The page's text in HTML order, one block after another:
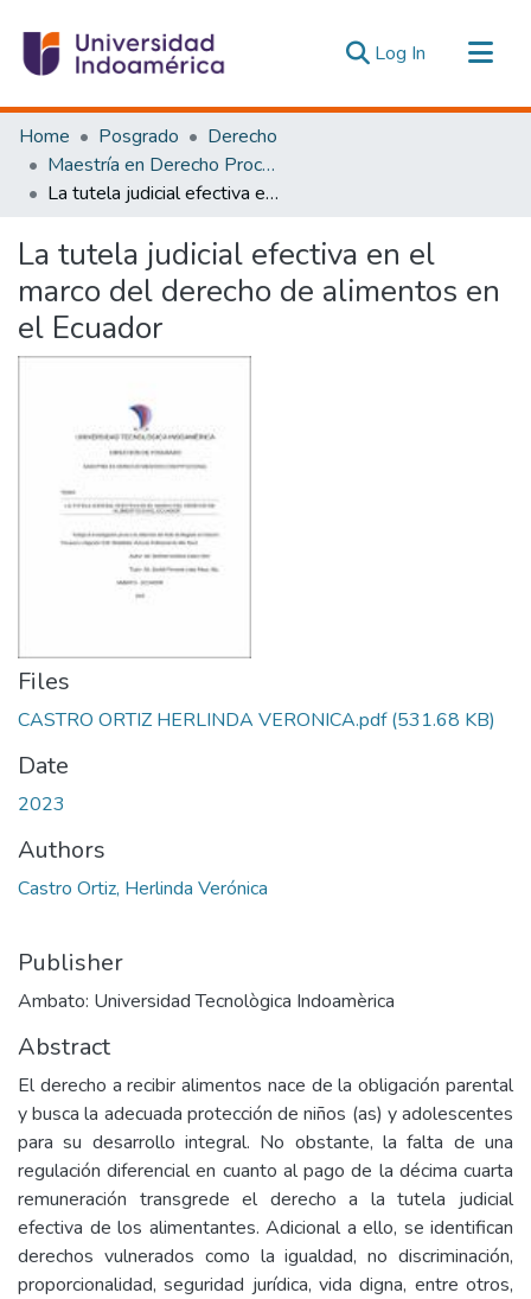
Log In (current)
Communities & Collections
All of DSpace
Statistics
Home Posgrado
Derecho
Maestría en Derecho Procesal y Litigación Oral
La tutela judicial efectiva en el marco del derecho de alimentos en el Ecuador
La tutela judicial efectiva en el
marco del derecho de alimentos en
el Ecuador
Files
CASTRO ORTIZ HERLINDA VERONICA.pdf(531.68 KB)
Date
2023
Authors
Castro Ortiz, Herlinda Verónica
Publisher
Ambato: Universidad Tecnològica Indoamèrica
Abstract
El derecho a recibir alimentos nace de la obligación parental
y busca la adecuada protección de niños (as) y adolescentes
para su desarrollo integral. No obstante, la falta de una
regulación diferencial en cuanto al pago de la décima cuarta
remuneración transgrede el derecho a la tutela judicial
efectiva de los alimentantes. Adicional a ello, se identifican
derechos vulnerados como la igualdad, no discriminación,
proporcionalidad, seguridad jurídica, vida digna, entre otros,